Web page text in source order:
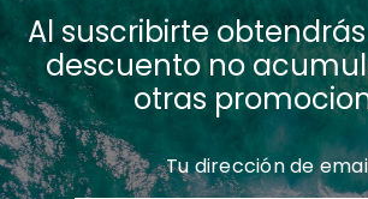
Al suscribirte obtendrás
descuento no
otras